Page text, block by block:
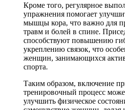
Кроме того, регулярное
упражнения помогает
мышцы кора, что важно для
травм и болей в спине.
способствуют повышению
укреплению связок, что
женщин, занимающихся
спорта.
Таким образом, включение
тренировочный процесс
улучшить физическое